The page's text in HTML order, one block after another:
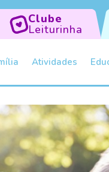
Clube
Leiturinha
Atividades